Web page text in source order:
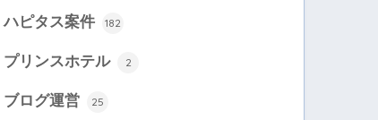
ハピタス案件 182
プリンスホテル 2
ブログ運営 25